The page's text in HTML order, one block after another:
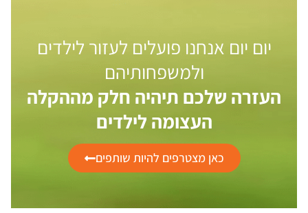
יום יום אנחנו פועלים לעזור לילדים
ולמשפחותיהם
העזרה שלכם תיהיה חלק מההקלה
העצומה לילדים
כאן מצטרפים להיות שותפים